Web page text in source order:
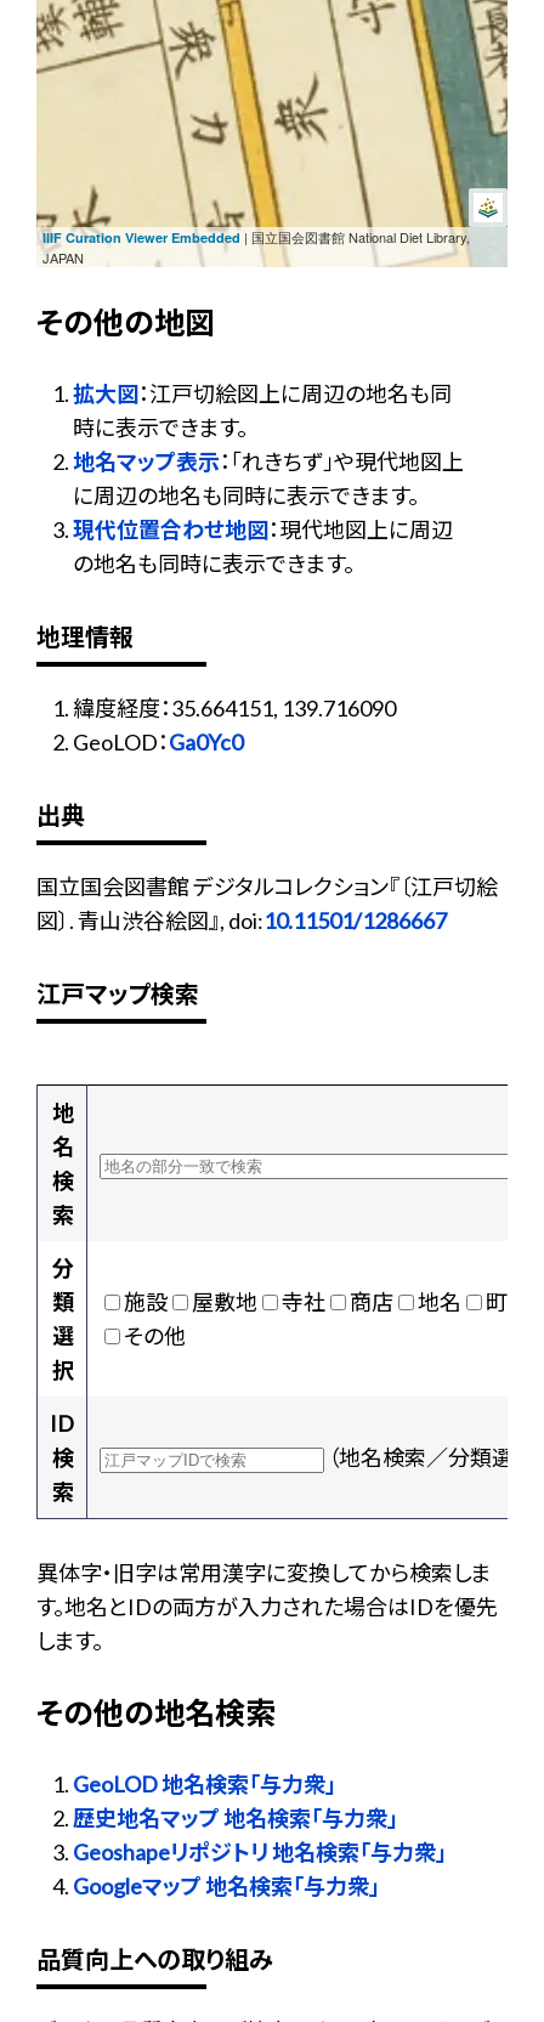
IIIF Curation Viewer Embedded | 国立国会図書館 National Diet Library,
JAPAN
その他の地図
拡大図：江戸切絵図上に周辺の地名も同
時に表示できます。
地名マップ表示：「れきちず」や現代地図上
に周辺の地名も同時に表示できます。
現代位置合わせ地図：現代地図上に周辺
の地名も同時に表示できます。
地理情報
緯度経度：35.664151, 139.716090
GeoLOD：Ga0Yc0
出典
国立国会図書館 デジタルコレクション『〔江戸切絵
図〕. 青山渋谷絵図』, doi:10.11501/1286667
江戸マップ検索
地
名
検
索
分
類
選
択
施設 屋敷地 寺社 商店 地名
町村
その他
ID
検
索
（地名検索／分類選択
異体字・旧字は常用漢字に変換してから検索しま
す。地名とIDの両方が入力された場合はIDを優先
します。
その他の地名検索
GeoLOD 地名検索「与力衆」
歴史地名マップ 地名検索「与力衆」
Geoshapeリポジトリ 地名検索「与力衆」
Googleマップ 地名検索「与力衆」
品質向上への取り組み